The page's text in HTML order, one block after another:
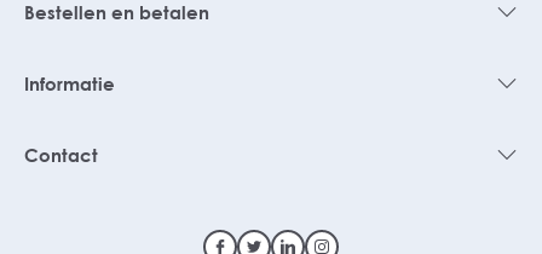
Bestellen en betalen
Informatie
Contact